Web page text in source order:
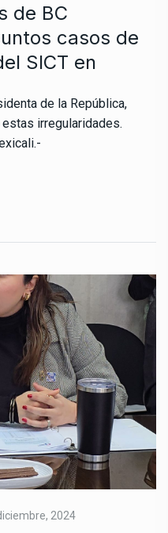
de BC
casos de
SICT en
de la República,
estas irregularidades.
2024